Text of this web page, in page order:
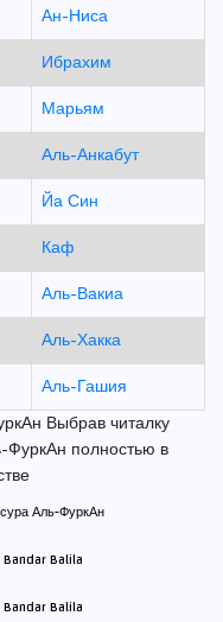
Ан-Ниса
Ибрахим
Марьям
Аль-Анкабут
Йа Син
Каф
Аль-Вакиа
Аль-Хакка
Аль-Гашия
Выбрав читалку
ФуркАн полностью в
Bandar Balila